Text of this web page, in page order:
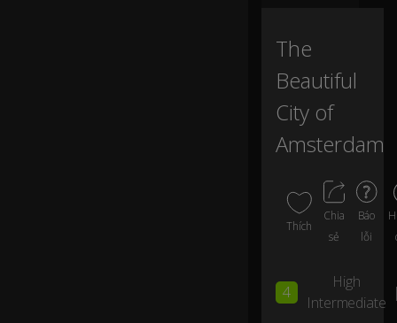
ar
o
d
e
or
ld.
or
The
Beautiful
City of
Amsterdam
Thích
Chia
sẻ
Báo
lỗi
4
High
Intermediate